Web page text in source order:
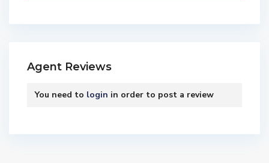
Agent Reviews
You need to login in order to post a review